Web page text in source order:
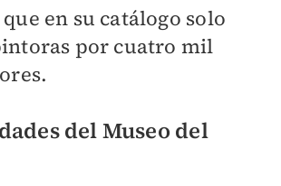
en su catálogo solo
por cuatro mil
del Museo del